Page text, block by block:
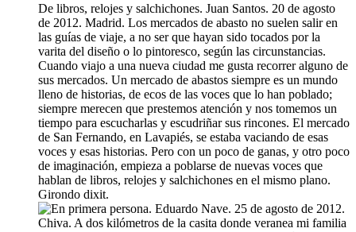
De libros, relojes y salchichones. Juan Santos. 20 de agosto
de 2012. Madrid. Los mercados de abasto no suelen salir en
las guías de viaje, a no ser que hayan sido tocados por la
varita del diseño o lo pintoresco, según las circunstancias.
Cuando viajo a una nueva ciudad me gusta recorrer alguno de
sus mercados. Un mercado de abastos siempre es un mundo
lleno de historias, de ecos de las voces que lo han poblado;
siempre merecen que prestemos atención y nos tomemos un
tiempo para escucharlas y escudriñar sus rincones. El mercado
de San Fernando, en Lavapiés, se estaba vaciando de esas
voces y esas historias. Pero con un poco de ganas, y otro poco
de imaginación, empieza a poblarse de nuevas voces que
hablan de libros, relojes y salchichones en el mismo plano.
Girondo dixit.